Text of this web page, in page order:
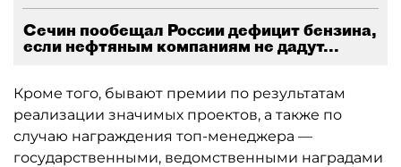
Сечин пообещал России дефицит бензина,
если нефтяным компаниям не дадут...
Кроме того, бывают премии по результатам
реализации значимых проектов, а также по
случаю награждения топ-менеджера —
государственными, ведомственными наградами